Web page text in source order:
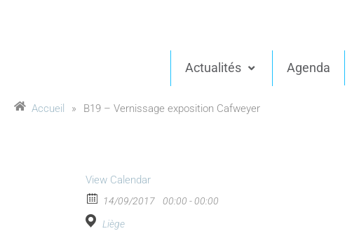
Actualités Agenda
Accueil » B19 – Vernissage exposition Cafweyer
View Calendar
14/09/2017 00:00 - 00:00
Liège